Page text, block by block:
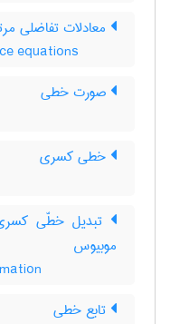
معادلات تفاضلی
equations
صورت خطی
خطی کسری
تبدیل خطّی
موبیوس
تابع خطی